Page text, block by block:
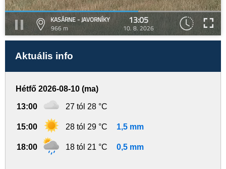
KASÁRNE - JAVORNÍKY
966 m
13:05
10. 8. 2026
Aktuális info
Hétfő 2026-08-10 (ma)
13:00 27 tól 28 °C
15:00 28 tól 29 °C 1,5 mm
18:00 18 tól 21 °C 0,5 mm